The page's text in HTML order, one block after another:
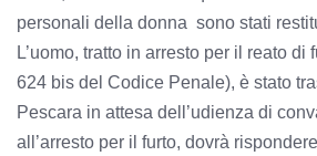
personali della donna sono stati
L’uomo, tratto in arresto per il reato di
624 bis del Codice Penale), è stato
Pescara in attesa dell’udienza di
all’arresto per il furto, dovrà